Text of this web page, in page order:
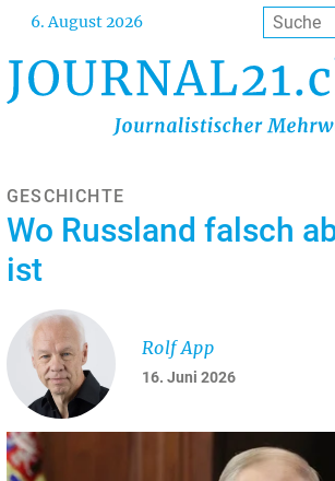
Direkt
Inhalt
6. August 2026 Suche
GESCHICHTE
Wo Russland falsch
ist
16. Juni 2026
Rolf App